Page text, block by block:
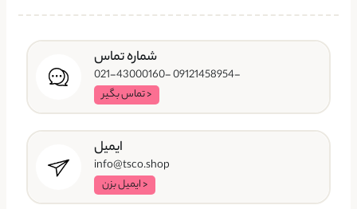
شماره تماس
-09121458954 -021-43000160
< تماس بگیر
ایمیل
info@tsco.shop
< ایمیل بزن